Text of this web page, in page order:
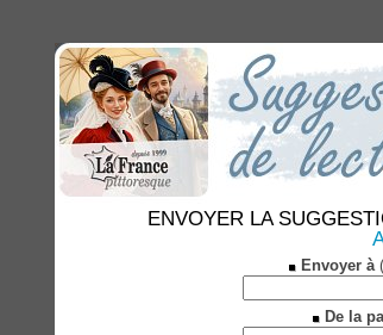
ENVOYER LA
Envoyer à
De la